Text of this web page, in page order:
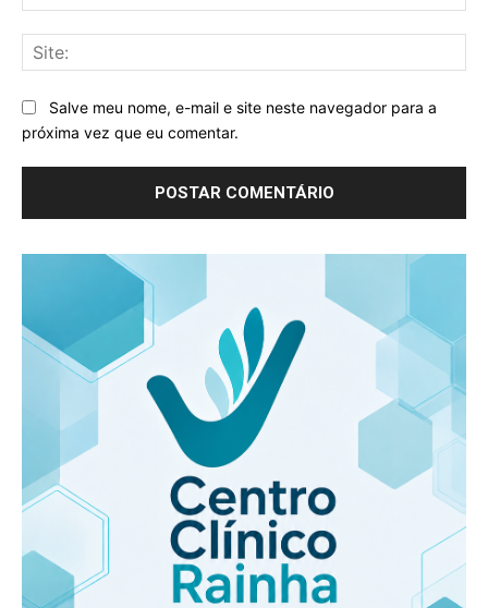
Salve meu nome, e-mail e site neste navegador para a
próxima vez que eu comentar.